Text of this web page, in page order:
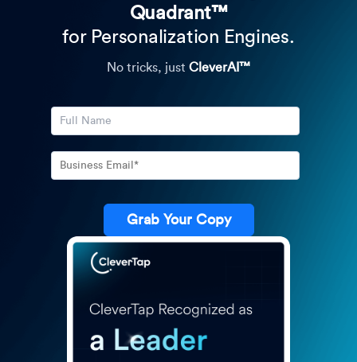
Quadrant™
for Personalization Engines.
No tricks, just CleverAI™